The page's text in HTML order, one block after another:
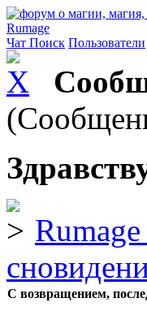
Rumage
Чат Поиск Пользователи
С возвращением,